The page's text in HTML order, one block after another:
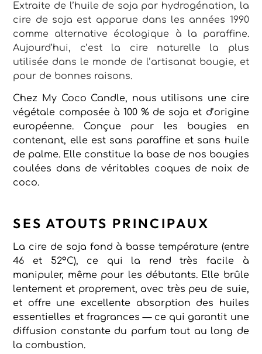
Extraite de l’huile de soja par hydrogénation, la
cire de soja est apparue dans les années 1990
comme alternative écologique à la paraffine.
Aujourd’hui, c’est la cire naturelle la plus
utilisée dans le monde de l’artisanat bougie, et
pour de bonnes raisons.
Chez My Coco Candle, nous utilisons une cire
végétale composée à 100 % de soja et d’origine
européenne. Conçue pour les bougies en
contenant, elle est sans paraffine et sans huile
de palme. Elle constitue la base de nos bougies
coulées dans de véritables coques de noix de
coco.
SES ATOUTS PRINCIPAUX
La cire de soja fond à basse température (entre
46 et 52°C), ce qui la rend très facile à
manipuler, même pour les débutants. Elle brûle
lentement et proprement, avec très peu de suie,
et offre une excellente absorption des huiles
essentielles et fragrances — ce qui garantit une
diffusion constante du parfum tout au long de
la combustion.